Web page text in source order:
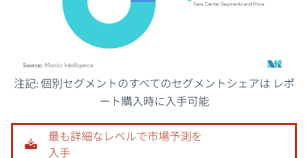
画像 © Mordor Intelligence。再利用にはCC BY 4.0の表示が必要です。